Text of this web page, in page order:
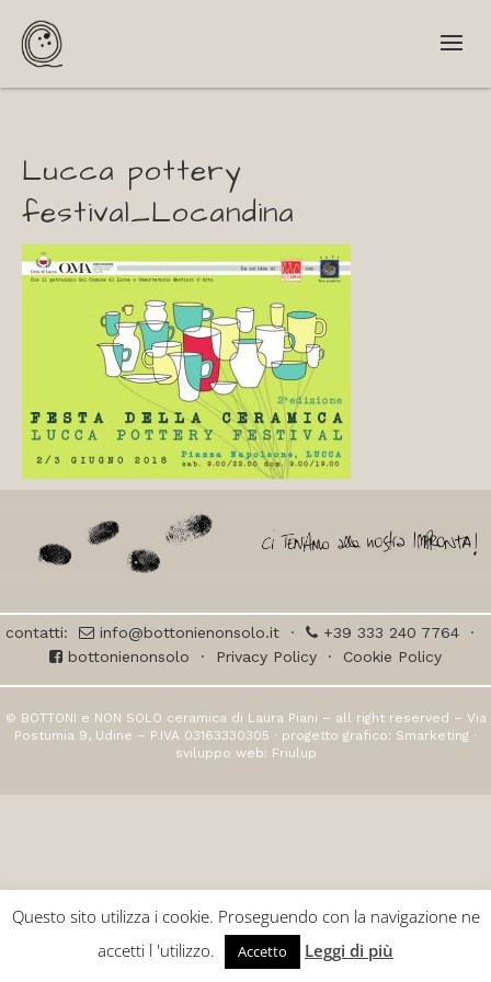
Lucca pottery
festival_Locandina
contatti: info@bottonienonsolo.it · +39 333 240 7764 ·
bottonienonsolo · Privacy Policy · Cookie Policy
© BOTTONI e NON SOLO ceramica di Laura Piani – all right reserved – Via
Postumia 9, Udine – P.IVA 03163330305 · progetto grafico: Smarketing ·
sviluppo web: Friulup
Questo sito utilizza i cookie. Proseguendo con la navigazione ne
accetti l 'utilizzo.
Accetto Leggi di più